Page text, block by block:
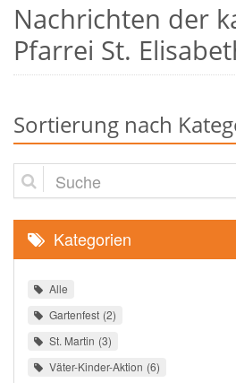
Nachrichten der
Pfarrei St.
Sortierung nach
Suche
Kategorien
Alle
Gartenfest 2
St. Martin 3
Väter-Kinder-Aktion 6